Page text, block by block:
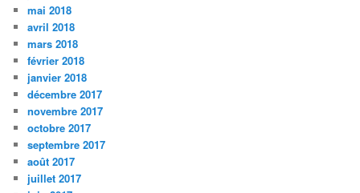
mai 2018
avril 2018
mars 2018
février 2018
janvier 2018
décembre 2017
novembre 2017
octobre 2017
septembre 2017
août 2017
juillet 2017